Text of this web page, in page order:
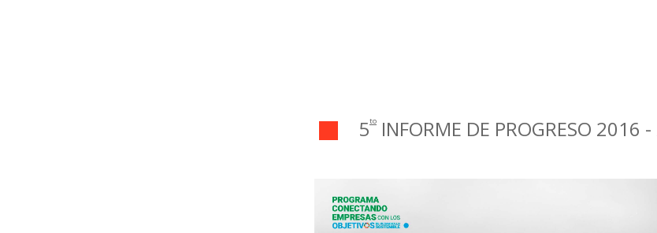
5to INFORME DE PROGRESO 2016